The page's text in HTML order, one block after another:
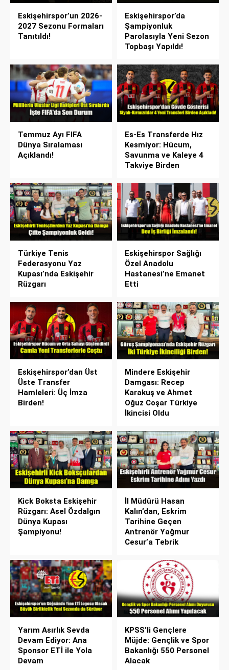
Eskişehirspor’un 2026-
2027 Sezonu Formaları
Tanıtıldı!
Eskişehirspor’da
Şampiyonluk
Parolasıyla Yeni Sezon
Topbaşı Yapıldı!
Temmuz Ayı FIFA
Dünya Sıralaması
Açıklandı!
Es-Es Transferde Hız
Kesmiyor: Hücum,
Savunma ve Kaleye 4
Takviye Birden
Türkiye Tenis
Federasyonu Yaz
Kupası’nda Eskişehir
Rüzgarı
Eskişehirspor Sağlığı
Özel Anadolu
Hastanesi’ne Emanet
Etti
Eskişehirspor’dan Üst
Üste Transfer
Hamleleri: Üç İmza
Birden!
Mindere Eskişehir
Damgası: Recep
Karakuş ve Ahmet
Oğuz Coşar Türkiye
İkincisi Oldu
Kick Boksta Eskişehir
Rüzgarı: Asel Özdalgın
Dünya Kupası
Şampiyonu!
İl Müdürü Hasan
Kalın’dan, Eskrim
Tarihine Geçen
Antrenör Yağmur
Cesur’a Tebrik
Yarım Asırlık Sevda
Devam Ediyor: Ana
Sponsor ETİ ile Yola
Devam
KPSS’li Gençlere
Müjde: Gençlik ve Spor
Bakanlığı 550 Personel
Alacak